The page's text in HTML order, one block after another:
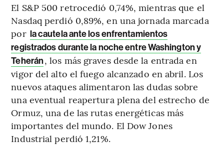
El S&P 500 retrocedió 0,74%, mientras que el
Nasdaq perdió 0,89%, en una jornada marcada
por la cautela ante los enfrentamientos
registrados durante la noche entre Washington y
Teherán, los más graves desde la entrada en
vigor del alto el fuego alcanzado en abril. Los
nuevos ataques alimentaron las dudas sobre
una eventual reapertura plena del estrecho de
Ormuz, una de las rutas energéticas más
importantes del mundo. El Dow Jones
Industrial perdió 1,21%.